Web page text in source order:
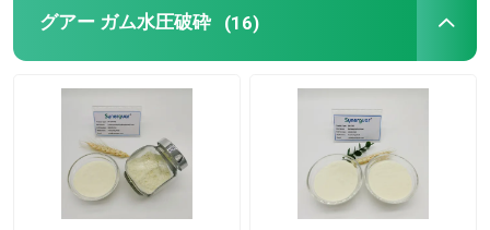
グアー ガム水圧破砕 (16)